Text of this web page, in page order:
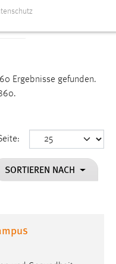
Ergebnisse gefunden.
SORTIEREN NACH
Funktion der
Einverständnis-